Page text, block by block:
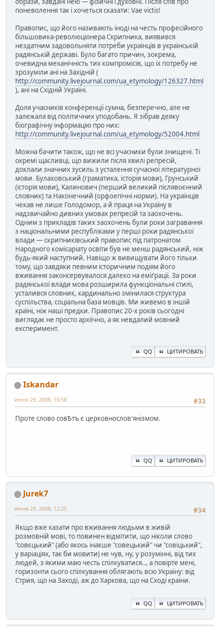
поневолення так і хочеться сказати: Vae victis!
Правопис, що його називають іноді на честь професійного
більшовика-революціонера Скрипника, виявився
нездатним задовольняти потреби українців в українській
радянській державі. Було багато причин, зокрема,
очевидна механічність тих компромісів, що їх потребу не
зрозуміли ані на Західній (
http://community.livejournal.com/ua_etymology/126327.html
), ані на Східній Україні.
Доля учасників конференції сумна, безперечно, але не
залежала від політичних уподобань. Я зібрав деяку
біографічну інформацію про них:
http://community.livejournal.com/ua_etymology/52004.html
Можна бачити також, що не всі учасники були знищені. Ті
окремі щасливці, що вижили після хвилі репресій,
доклали значних зусиль з усталення сучасної літературної
мови. Булаховський (граматика, історія мови), Грунський
(історія мови), Калинович (перший великий післявоєнний
словник) та Наконечний (орфоепічні норми). На українців
чекав не лише Голодомор, а й праця на Україну в
надзвичайно дивних умовах репресій та заохочень.
Одним з прикладів таких заохочень були роки загравання
з національними республіками у перші роки радянської
влади — скрипниківський правопис під патронатом
Народного комісаріату освіти був не менш радянський, ніж
будь-який наступний. Навіщо ж вивищувати його тільки
тому, що завдяки певним історичним подіям його
вживання законсервувалося далеко на еміґрації. За роки
радянської влади мова розширила функціональні стилі,
усталився словник, кардинально змінилася структура
суспільства, соціальна база мовців. Ми живемо в іншій
країні, ніж наші предки. Правопис 20-х років сьогодні
виглядає не просто архіїчно, а як невдалий мовний
експеримент.
QQ ЦИТИРОВАТЬ
Iskandar
#33
июня 29, 2008, 10:58
Проте слово совѢтъ є церковнослов'янiзмом.
QQ ЦИТИРОВАТЬ
Jurek7
#34
июня 29, 2008, 12:25
Якщо вже казати про вживання людьми в живій
розмовній мові, то повинен відмітити, що ніколи слово
"совєцький" (або якось інакше "совецький" чи "совіцький",
у варіаціях, так би мовити) не чув, ну, у розумінні, від тих
людей, з якими маю честь спілкуватися.., а повірте мені,
горизонти сього спілкування облягають всю Україну: від
Стрия, що на Заході, аж до Харкова, що на Сході країни.
QQ ЦИТИРОВАТЬ